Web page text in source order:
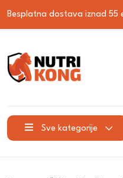
Besplatna dostava iznad 55
Sve kategorije